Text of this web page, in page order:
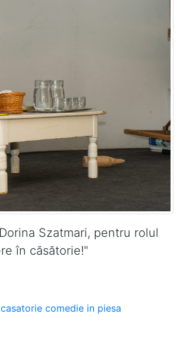
Szatmari, pentru rolul
în căsătorie!"
casatorie comedie in piesa